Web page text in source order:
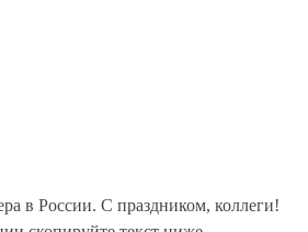
в России. С праздником, коллеги!